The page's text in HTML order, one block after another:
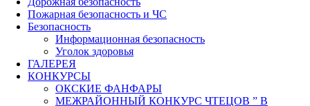
Пожарная безопасность и ЧС
Безопасность
Информационная безопасность
Уголок здоровья
ГАЛЕРЕЯ
КОНКУРСЫ
ОКСКИЕ ФАНФАРЫ
МЕЖРАЙОННЫЙ КОНКУРС ЧТЕЦОВ ” В